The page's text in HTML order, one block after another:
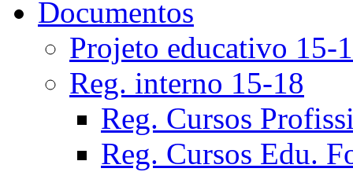
Documentos
Projeto educativo 15-
Reg. interno 15-18
Reg. Cursos
Reg. Cursos Edu.